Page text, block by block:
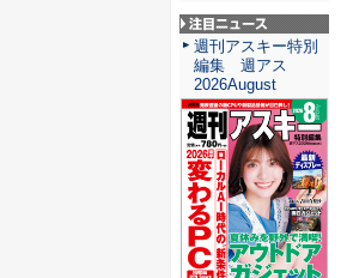
注目ニュース
週刊アスキー特別
編集 週アス
2026August